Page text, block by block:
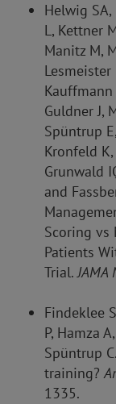
Helwig
L, Kettner
Manitz M,
Lesmeister
Kauffmann
Guldner J,
Spüntrup
Kronfeld K,
Grunwald
and
Scoring vs
Patients
Trial.JAMA
Findeklee
P, Hamza
Spüntrup
training?
1335.